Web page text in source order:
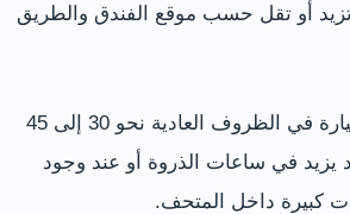
تزيد أو تقل حسب موقع الفندق والطريق
تستغرق الرحلة بالسيارة في الظروف العادية نحو 30 إلى 45
يزيد في ساعات الذروة أو عند وجود
كبيرة داخل المتحف.